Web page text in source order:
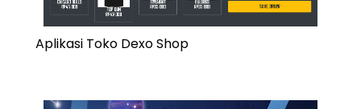
Aplikasi Toko Dexo Shop